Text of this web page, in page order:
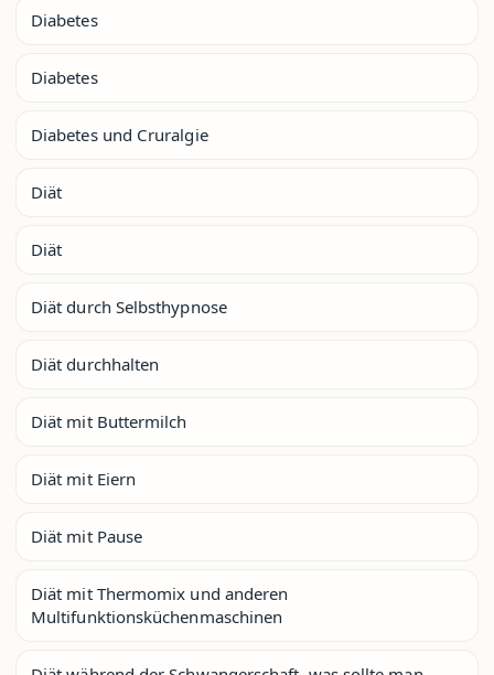
Diabetes
Diabetes
Diabetes und Cruralgie
Diät
Diät
Diät durch Selbsthypnose
Diät durchhalten
Diät mit Buttermilch
Diät mit Eiern
Diät mit Pause
Diät mit Thermomix und anderen
Multifunktionsküchenmaschinen